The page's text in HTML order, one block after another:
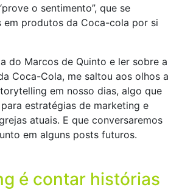
o sentimento”, que se
em produtos da Coca-cola por si
do Marcos de Quinto e ler sobre a
Coca-Cola, me saltou aos olhos a
em nosso dias, algo que
estratégias de marketing e
atuais. E que conversaremos
em alguns posts futuros.
é contar histórias